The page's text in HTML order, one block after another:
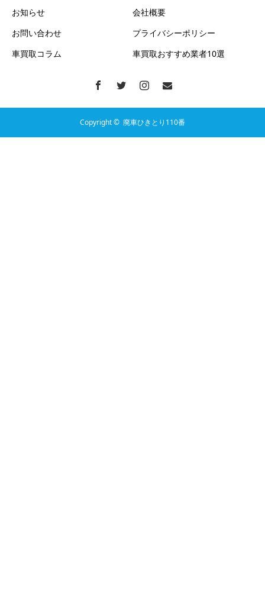
お知らせ
会社概要
お問い合わせ
プライバシーポリシー
車買取コラム
車買取おすすめ業者10選
Copyright © 廃車ひきとり110番